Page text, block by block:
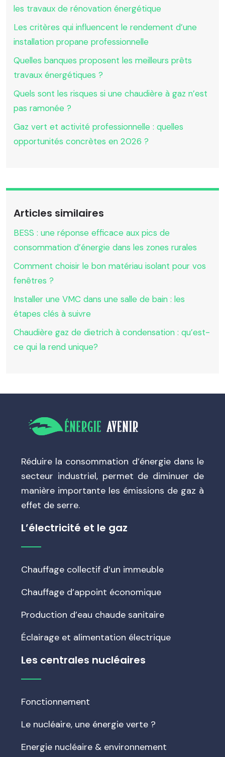
les travaux de rénovation énergétique
Les critères qui influencent le rendement d’une
installation propane professionnelle
Quelles banques proposent les meilleurs prêts
travaux énergétiques ?
Quels sont les risques si une chaudière à gaz n’est
pas ramonée ?
Gaz vert et activité professionnelle : quelles
opportunités concrètes en 2026 ?
Articles similaires
BESS : une réponse efficace aux pics de
consommation d’énergie dans les zones rurales
Comment choisir le bon matériau isolant pour vos
fenêtres ?
Installer une VMC dans une salle de bain : les
étapes clés à suivre
Chaudière gaz de dietrich à condensation : qu’est-
ce qui la rend unique?
Réduire la consommation d’énergie dans le
secteur industriel, permet de diminuer de
manière importante les émissions de gaz à
effet de serre.
L’électricité et le gaz
Chauffage collectif d’un immeuble
Chauffage d’appoint économique
Production d’eau chaude sanitaire
Éclairage et alimentation électrique
Les centrales nucléaires
Fonctionnement
Le nucléaire, une énergie verte ?
Energie nucléaire & environnement